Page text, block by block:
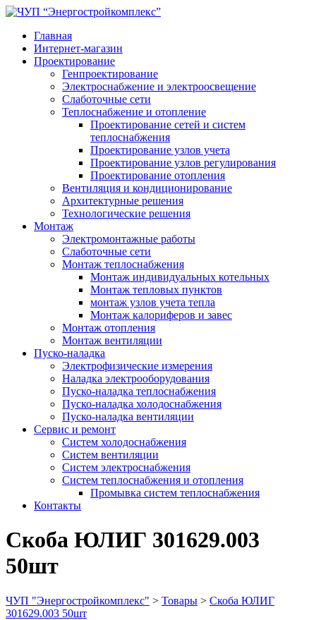
Главная
Интернет-магазин
Проектирование
Генпроектирование
Электроснабжение и электроосвещение
Слаботочные сети
Теплоснабжение и отопление
Проектирование сетей и систем
теплоснабжения
Проектирование узлов учета
Проектирование узлов регулирования
Проектирование отопления
Вентиляция и кондиционирование
Архитектурные решения
Технологические решения
Монтаж
Электромонтажные работы
Слаботочные сети
Монтаж теплоснабжения
Монтаж индивидуальных котельных
Монтаж тепловых пунктов
монтаж узлов учета тепла
Монтаж калориферов и завес
Монтаж отопления
Монтаж вентиляции
Пуско-наладка
Электрофизические измерения
Наладка электрооборудования
Пуско-наладка теплоснабжения
Пуско-наладка холодоснабжения
Пуско-наладка вентиляции
Сервис и ремонт
Систем холодоснабжения
Систем вентиляции
Систем электроснабжения
Систем теплоснабжения и отопления
Промывка систем теплоснабжения
Контакты
Скоба ЮЛИГ 301629.003
50шт
ЧУП "Энергостройкомплекс" > Товары > Скоба ЮЛИГ
301629.003 50шт